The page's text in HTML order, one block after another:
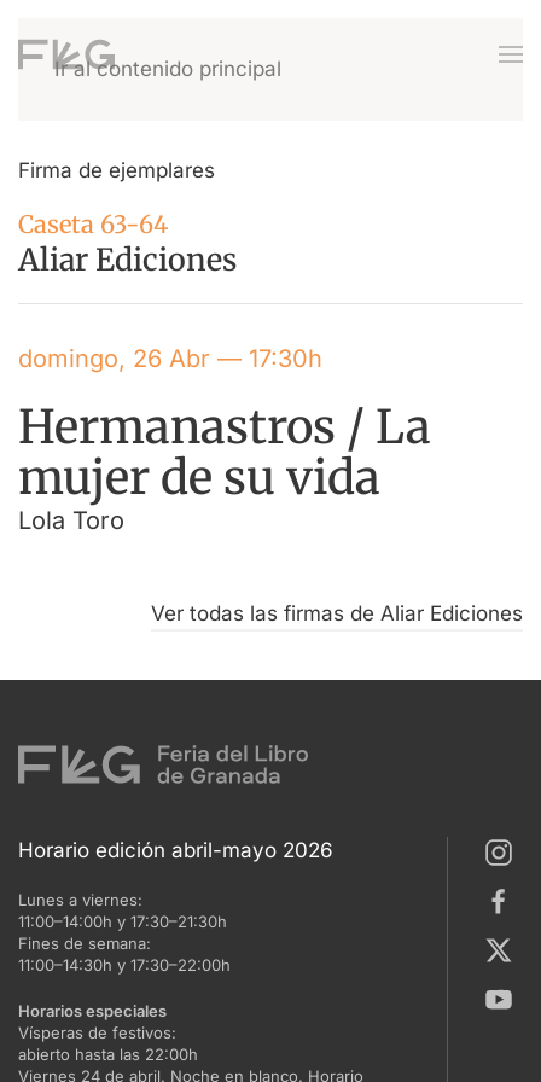
Ir al contenido principal
Firma de ejemplares
Caseta 63-64
Aliar Ediciones
domingo, 26 Abr — 17:30h
Hermanastros / La
mujer de su vida
Lola Toro
Ver todas las firmas de Aliar Ediciones
Horario edición abril-mayo 2026
Lunes a viernes:
11:00–14:00h y 17:30–21:30h
Fines de semana:
11:00–14:30h y 17:30–22:00h
Horarios especiales
Vísperas de festivos:
abierto hasta las 22:00h
Viernes 24 de abril. Noche en blanco. Horario